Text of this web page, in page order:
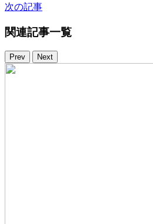
次の記事
関連記事一覧
Prev Next